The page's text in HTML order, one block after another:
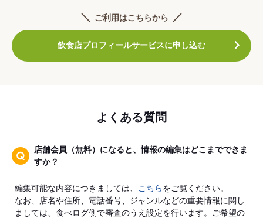
ご利用はこちらから
飲食店プロフィールサービスに申し込む
よくある質問
店舗会員（無料）になると、情報の編集はどこまでできま
すか？
編集可能な内容につきましては、 こちらをご覧ください。
なお、店名や住所、電話番号、ジャンルなどの重要情報に関し
ましては、食べログ側で審査のうえ設定を行います。ご希望の